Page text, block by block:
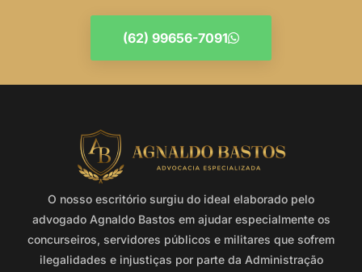
(62) 99656-7091
O nosso escritório surgiu do ideal elaborado pelo
advogado Agnaldo Bastos em ajudar especialmente os
concurseiros, servidores públicos e militares que sofrem
ilegalidades e injustiças por parte da Administração